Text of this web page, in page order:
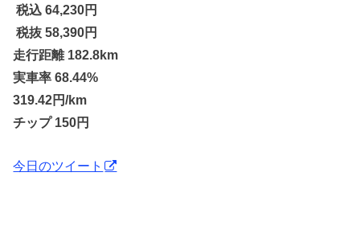
税込 64,230円
税抜 58,390円
走行距離 182.8km
実車率 68.44%
319.42円/km
チップ 150円
今日のツイート